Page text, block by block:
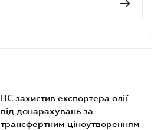
ВС захистив експортера олії
від донарахувань за
трансфертним ціноутворенням